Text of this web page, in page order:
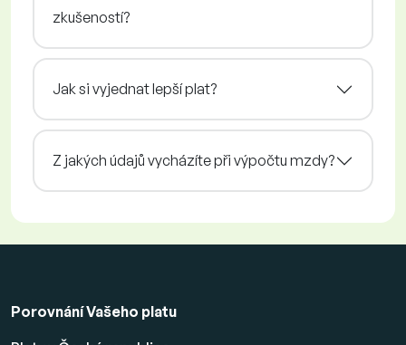
zkušeností?
Jak si vyjednat lepší plat?
Z jakých údajů vycházíte při výpočtu mzdy?
Porovnání Vašeho platu